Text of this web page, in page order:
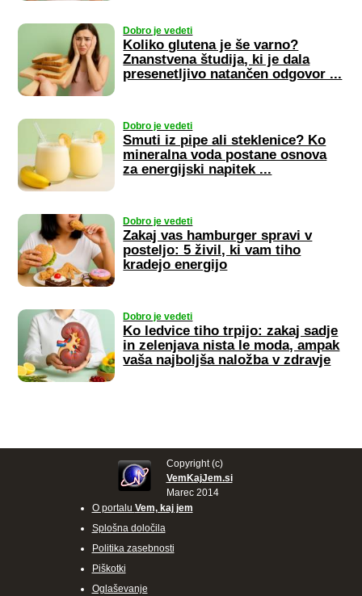
Dobro je vedeti
Koliko glutena je še varno?
Znanstvena študija, ki je dala
presenetljivo natančen odgovor ...
Dobro je vedeti
Smuti iz pipe ali steklenice? Ko
mineralna voda postane osnova
za energijski napitek ...
Dobro je vedeti
Zakaj vas hamburger spravi v
posteljo: 5 živil, ki vam tiho
kradejo energijo
Dobro je vedeti
Ko ledvice tiho trpijo: zakaj sadje
in zelenjava nista le moda, ampak
vaša najboljša naložba v zdravje
Copyright (c)
VemKajJem.si
Marec 2014
O portalu Vem, kaj jem
Splošna določila
Politika zasebnosti
Piškotki
Oglaševanje